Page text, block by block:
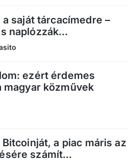
saját tárcacímedre –
naplózzák...
ezért érdemes
magyar közművek
a piac máris az
számít...